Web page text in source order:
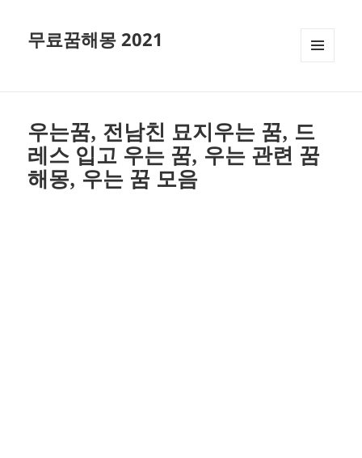
무료꿈해몽 2021
우는꿈, 전남친 묘지우는 꿈, 드
레스 입고 우는 꿈, 우는 관련 꿈
해몽, 우는 꿈 모음